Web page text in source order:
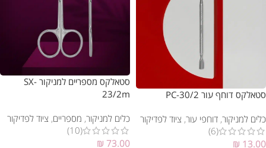
סטאלקס דוחף עור PC-30/2
כלים למניקור, דוחפי עור, ציוד לפדיקור
(6)
₪ 13.00
סטאלקס מספריים למניקור SX-
23/2m
כלים למניקור, מספריים, ציוד לפדיקור
(10)
₪ 73.00